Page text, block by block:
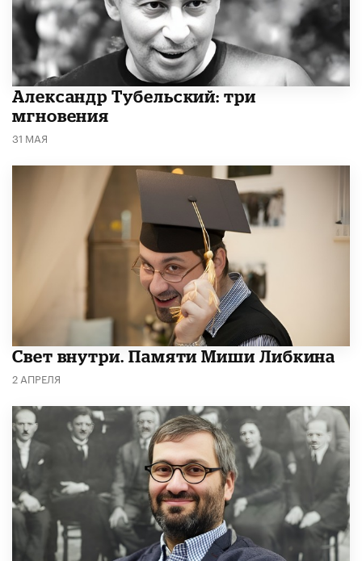
Александр Тубельский: три
мгновения
31 МАЯ
​Свет внутри. Памяти Миши Либкина
2 АПРЕЛЯ